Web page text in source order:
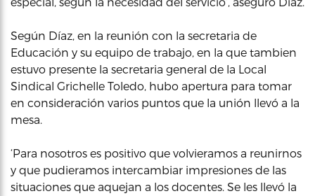
Según Díaz, en la reunión con la secretaria de
Educación y su equipo de trabajo, en la que tambien
estuvo presente la secretaria general de la Local
Sindical Grichelle Toledo, hubo apertura para tomar
en consideración varios puntos que la unión llevó a la
mesa.
‘Para nosotros es positivo que volvieramos a reunirnos
y que pudieramos intercambiar impresiones de las
situaciones que aquejan a los docentes. Se les llevó la